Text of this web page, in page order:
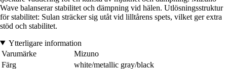
Wave balanserar stabilitet och dämpning vid hälen. Utlösningsstruktur
för stabilitet: Sulan sträcker sig utåt vid lilltårens spets, vilket ger extra
stöd och stabilitet.
Ytterligare information
Varumärke
Mizuno
Färg
white/metallic gray/black